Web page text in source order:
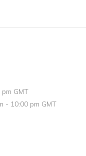
GMT
- 10:00 pm GMT